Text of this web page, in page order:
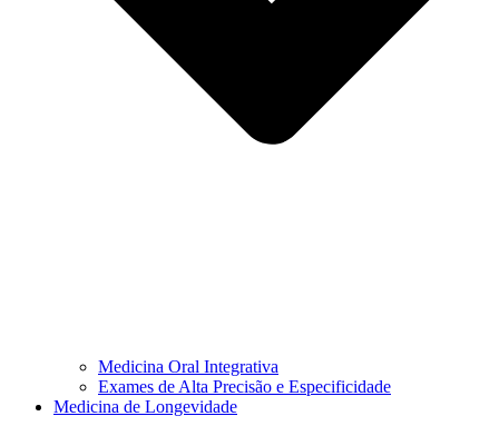
Medicina Oral Integrativa
Exames de Alta Precisão e Especificidade
Medicina de Longevidade